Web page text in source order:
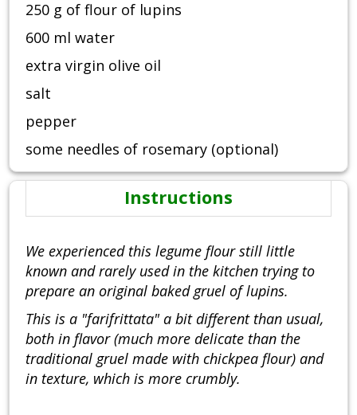
250 g of flour of lupins
600 ml water
extra virgin olive oil
salt
pepper
some needles of rosemary (optional)
Instructions
We experienced this legume flour still little
known and rarely used in the kitchen trying to
prepare an original baked gruel of lupins.
This is a "farifrittata" a bit different than usual,
both in flavor (much more delicate than the
traditional gruel made with chickpea flour) and
in texture, which is more crumbly.